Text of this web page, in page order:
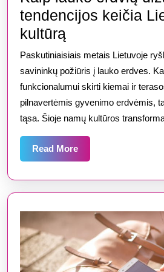
tendencijos keičia
kultūrą
lauko
erdvių
dizaino
tendencijos
keičia
Lietuvos
namų
kultūrą
Paskutiniaisiais metais Lietuvoje
savininkų požiūris į lauko erdves.
funkcionalumui skirti kiemai ir
pilnavertėmis gyvenimo erdvėmis,
tąsa. Šioje namų kultūros
Read MoreRead
More